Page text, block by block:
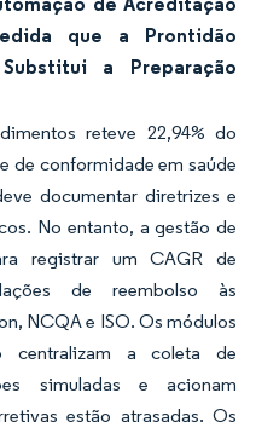
que a Prontidão
a Preparação
reteve 22,94% do
de conformidade em saúde
documentar diretrizes e
No entanto, a gestão de
registrar um CAGR de
de reembolso às
NCQA e ISO. Os módulos
centralizam a coleta de
simuladas e acionam
estão atrasadas. Os